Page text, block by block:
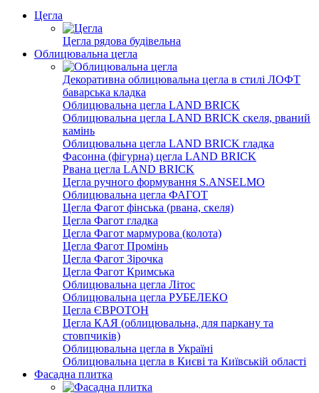
Цегла
Цегла рядова будівельна
Облицювальна цегла
Декоративна облицювальна цегла в стилі ЛОФТ
баварська кладка
Облицювальна цегла LAND BRICK
Облицювальна цегла LAND BRICK скеля, рваний
камінь
Облицювальна цегла LAND BRICK гладка
Фасонна (фігурна) цегла LAND BRICK
Рвана цегла LAND BRICK
Цегла ручного формування S.ANSELMO
Облицювальна цегла ФАГОТ
Цегла Фагот фінська (рвана, скеля)
Цегла Фагот гладка
Цегла Фагот мармурова (колота)
Цегла Фагот Промінь
Цегла Фагот Зірочка
Цегла Фагот Кримська
Облицювальна цегла Літос
Облицювальна цегла РУБЕЛЕКО
Цегла ЄВРОТОН
Цегла КАЯ (облицювальна, для паркану та
стовпчиків)
Облицювальна цегла в Україні
Облицювальна цегла в Києві та Київській області
Фасадна плитка